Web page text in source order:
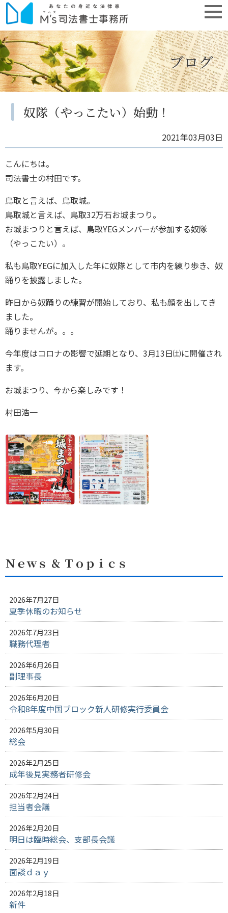
ブログ
奴隊（やっこたい）始動！
2021年03月03日
こんにちは。
司法書士の村田です。
鳥取と言えば、鳥取城。
鳥取城と言えば、鳥取32万石お城まつり。
お城まつりと言えば、鳥取YEGメンバーが参加する奴隊
（やっこたい）。
私も鳥取YEGに加入した年に奴隊として市内を練り歩き、奴
踊りを披露しました。
昨日から奴踊りの練習が開始しており、私も顔を出してき
ました。
踊りませんが。。。
今年度はコロナの影響で延期となり、3月13日㈯に開催され
ます。
お城まつり、今から楽しみです！
村田浩一
Ｎｅｗｓ ＆ Ｔｏｐｉｃｓ
2026年7月27日
夏季休暇のお知らせ
2026年7月23日
職務代理者
2026年6月26日
副理事長
2026年6月20日
令和8年度中国ブロック新人研修実行委員会
2026年5月30日
総会
2026年2月25日
成年後見実務者研修会
2026年2月24日
担当者会議
2026年2月20日
明日は臨時総会、支部長会議
2026年2月19日
面談ｄａｙ
2026年2月18日
新件